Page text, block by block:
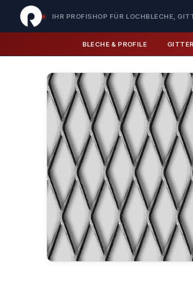
IHR PROFISHOP FÜR LOCHBLECHE,
BLECHE & PROFILE